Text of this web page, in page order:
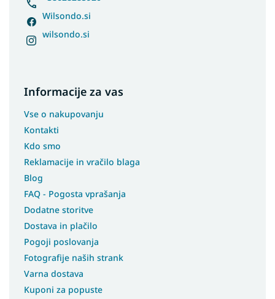
Wilsondo.si
wilsondo.si
Informacije za vas
Vse o nakupovanju
Kontakti
Kdo smo
Reklamacije in vračilo blaga
Blog
FAQ - Pogosta vprašanja
Dodatne storitve
Dostava in plačilo
Pogoji poslovanja
Fotografije naših strank
Varna dostava
Kuponi za popuste